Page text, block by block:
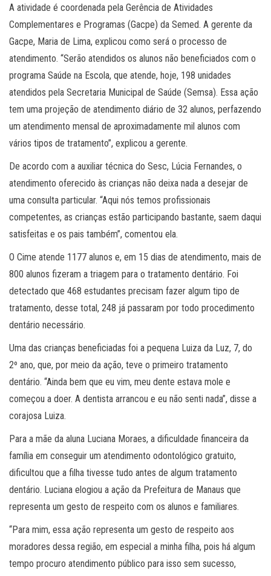
A atividade é coordenada pela Gerência de Atividades
Complementares e Programas (Gacpe) da Semed. A gerente da
Gacpe, Maria de Lima, explicou como será o processo de
atendimento. “Serão atendidos os alunos não beneficiados com o
programa Saúde na Escola, que atende, hoje, 198 unidades
atendidos pela Secretaria Municipal de Saúde (Semsa). Essa ação
tem uma projeção de atendimento diário de 32 alunos, perfazendo
um atendimento mensal de aproximadamente mil alunos com
vários tipos de tratamento”, explicou a gerente.
De acordo com a auxiliar técnica do Sesc, Lúcia Fernandes, o
atendimento oferecido às crianças não deixa nada a desejar de
uma consulta particular. “Aqui nós temos profissionais
competentes, as crianças estão participando bastante, saem daqui
satisfeitas e os pais também”, comentou ela.
O Cime atende 1177 alunos e, em 15 dias de atendimento, mais de
800 alunos fizeram a triagem para o tratamento dentário. Foi
detectado que 468 estudantes precisam fazer algum tipo de
tratamento, desse total, 248 já passaram por todo procedimento
dentário necessário.
Uma das crianças beneficiadas foi a pequena Luiza da Luz, 7, do
2º ano, que, por meio da ação, teve o primeiro tratamento
dentário. “Ainda bem que eu vim, meu dente estava mole e
começou a doer. A dentista arrancou e eu não senti nada”, disse a
corajosa Luiza.
Para a mãe da aluna Luciana Moraes, a dificuldade financeira da
família em conseguir um atendimento odontológico gratuito,
dificultou que a filha tivesse tudo antes de algum tratamento
dentário. Luciana elogiou a ação da Prefeitura de Manaus que
representa um gesto de respeito com os alunos e familiares.
“Para mim, essa ação representa um gesto de respeito aos
moradores dessa região, em especial a minha filha, pois há algum
tempo procuro atendimento público para isso sem sucesso,